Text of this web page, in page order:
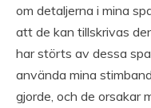
om detaljerna i mina
att de kan tillskrivas
har störts av dessa
använda mina
gjorde, och de orsakar